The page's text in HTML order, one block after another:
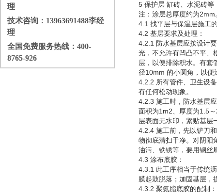
理
技术咨询： 13963691488李经
理
全国免费服务热线： 400-
8765-926
5 保护层 缸砖、水泥砖等
注：涂层总厚度约为2mm
4.1 找平层与保温层施工
4.2 基层要求及处理：
4.2.1 防水基层应按设计
光，不允许有凹凸不平、
层，以便排除积水。有套
径10mm 的小圆角，以便
4.2.2 所有管件、卫生设
有任何松动现象。
4.2.3 施工时，防水基层
面积为1m2、厚度为1.5
层表面无水印，紧贴基层
4.2.4 施工前，先以铲刀
物彻底清扫干净。对阴阳
油污、铁锈等，要用钢丝
4.3 涂布底胶：
4.3.1 此工序相当于传统
膜起鼓脱落；加固基层，
4.3.2 聚氨脂底胶的配制